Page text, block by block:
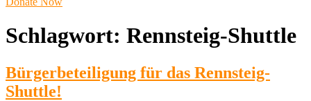
Schlagwort: Rennsteig-Shuttle
Bürgerbeteiligung für das Rennsteig-
Shuttle!